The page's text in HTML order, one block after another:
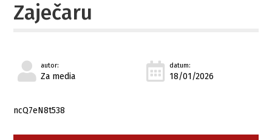
Zaječaru
autor:
Za media
datum:
18/01/2026
ncQ7eN8t538